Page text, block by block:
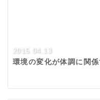
2015.04.13
環境の変化が体調に関係